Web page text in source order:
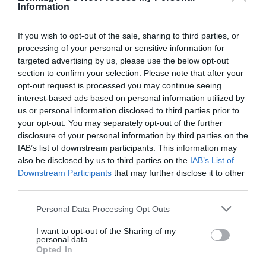
Information
If you wish to opt-out of the sale, sharing to third parties, or
processing of your personal or sensitive information for
targeted advertising by us, please use the below opt-out
section to confirm your selection. Please note that after your
opt-out request is processed you may continue seeing
interest-based ads based on personal information utilized by
us or personal information disclosed to third parties prior to
your opt-out. You may separately opt-out of the further
disclosure of your personal information by third parties on the
IAB’s list of downstream participants. This information may
also be disclosed by us to third parties on the IAB’s List of
Downstream Participants that may further disclose it to other
Please note that this website/app uses one or more Google
not limited to your visit or usage behaviour. You may click to
grant or deny consent to Google and its third-party tags to
use your data for below specified purposes in below Google
Personal Data Processing Opt Outs
I want to opt-out of the Sharing of my
personal data.
Opted In
Ελλάδακαι τον
TAGS: #SKYROS #
SKYROS TALENTS CUP 2026
ΕΙΔΗΣΕΙΣ ΕΥΒΟΙΑ
ΕΥΒΟΙΑ ΝΕΑ
ΡΟΗ ΕΙΔΗΣΕΩΝ
Σε αυτό τον Δήμο της Εύβοιας τα
έργα δεν κάνουν διακοπές! Που
έριξε άσφαλτο ο δήμαρχος
06.08.2026 | 10:30
Μεταμόρφωση του Σωτήρος: Η
γιορτή που θα θυμίζει πάντα την
καταστροφική φωτιά στη Βόρεια
Εύβοια
06.08.2026 | 10:00
Στα «κάγκελα» οι δάσκαλοι για
τους διορισμούς: «Η Εύβοια δεν
μπορεί να παραμένει αόρατη»